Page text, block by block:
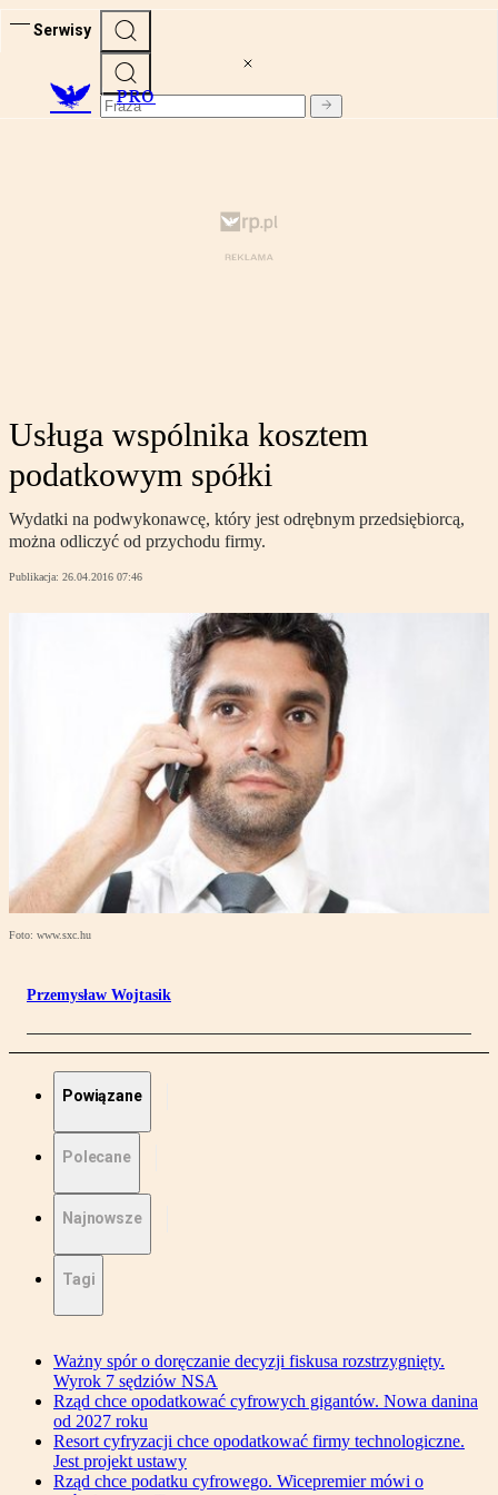
Serwisy
PRO
Usługa wspólnika kosztem
podatkowym spółki
Wydatki na podwykonawcę, który jest odrębnym przedsiębiorcą,
można odliczyć od przychodu firmy.
Publikacja: 26.04.2016 07:46
Foto: www.sxc.hu
Przemysław Wojtasik
Powiązane
Polecane
Najnowsze
Tagi
Ważny spór o doręczanie decyzji fiskusa rozstrzygnięty.
Wyrok 7 sędziów NSA
Rząd chce opodatkować cyfrowych gigantów. Nowa danina
od 2027 roku
Resort cyfryzacji chce opodatkować firmy technologiczne.
Jest projekt ustawy
Rząd chce podatku cyfrowego. Wicepremier mówi o